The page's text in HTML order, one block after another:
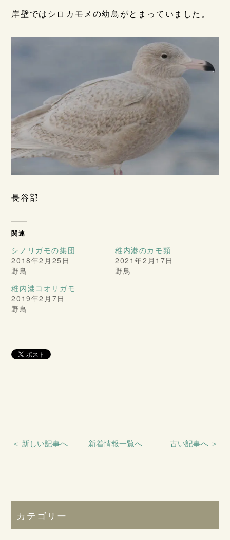
岸壁ではシロカモメの幼鳥がとまっていました。
長谷部
関連
シノリガモの集団
2018年2月25日
野鳥
稚内港のカモ類
2021年2月17日
野鳥
稚内港コオリガモ
2019年2月7日
野鳥
＜ 新しい記事へ 新着情報一覧へ 古い記事へ ＞
カテゴリー